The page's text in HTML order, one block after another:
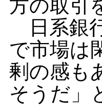
方の取引
日系銀
で市場は
剰の感も
そうだ」